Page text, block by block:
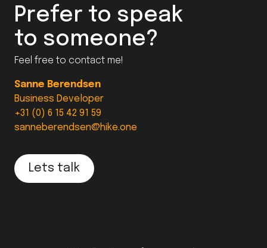
Prefer to speak
to someone?
Feel free to contact me!
Sanne Berendsen
Business Developer
+31 (0) 6 15 42 91 59
sanneberendsen@hike.one
Lets talk